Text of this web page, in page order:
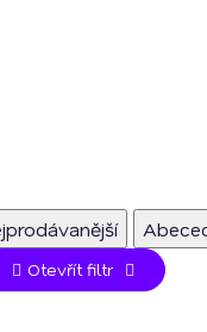
Otevřít filtr